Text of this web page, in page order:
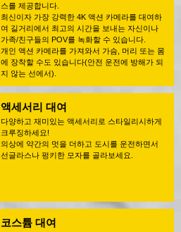
스를 제공합니다.
최신이자 가장 강력한 4K 액션 카메라를 대여하
여 길거리에서 최고의 시간을 보내는 자신이나
가족/친구들의 POV를 녹화할 수 있습니다.
개인 액션 카메라를 가져와서 가슴, 머리 또는 몸
에 장착할 수도 있습니다(안전 운전에 방해가 되
지 않는 선에서).
액세서리 대여
다양하고 재미있는 액세서리로 스타일리시하게
크루징하세요!
의상에 약간의 멋을 더하고 도시를 운전하면서
선글라스나 펑키한 모자를 골라보세요.
코스튬 대여